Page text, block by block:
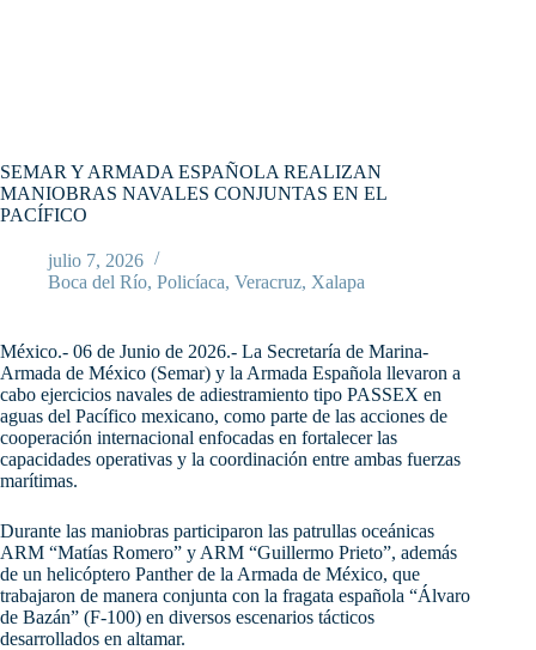
SEMAR Y ARMADA ESPAÑOLA REALIZAN
MANIOBRAS NAVALES CONJUNTAS EN EL
PACÍFICO
julio 7, 2026
Boca del Río, Policíaca, Veracruz, Xalapa
México.- 06 de Junio de 2026.- La Secretaría de Marina-
Armada de México (Semar) y la Armada Española llevaron a
cabo ejercicios navales de adiestramiento tipo PASSEX en
aguas del Pacífico mexicano, como parte de las acciones de
cooperación internacional enfocadas en fortalecer las
capacidades operativas y la coordinación entre ambas fuerzas
marítimas.
Durante las maniobras participaron las patrullas oceánicas
ARM “Matías Romero” y ARM “Guillermo Prieto”, además
de un helicóptero Panther de la Armada de México, que
trabajaron de manera conjunta con la fragata española “Álvaro
de Bazán” (F-100) en diversos escenarios tácticos
desarrollados en altamar.